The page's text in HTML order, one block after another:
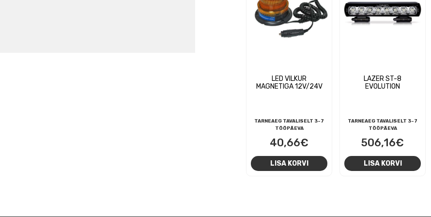
LED VILKUR
MAGNETIGA 12V/24V
TARNEAEG TAVALISELT 3-7
TÖÖPÄEVA
40,66€
LISA KORVI
LAZER ST-8
EVOLUTION
TARNEAEG TAVALISELT 3-7
TÖÖPÄEVA
506,16€
LISA KORVI